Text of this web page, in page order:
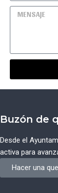
Buzón de
Desde el
activa para
Hacer una